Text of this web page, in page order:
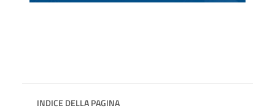
INDICE DELLA PAGINA